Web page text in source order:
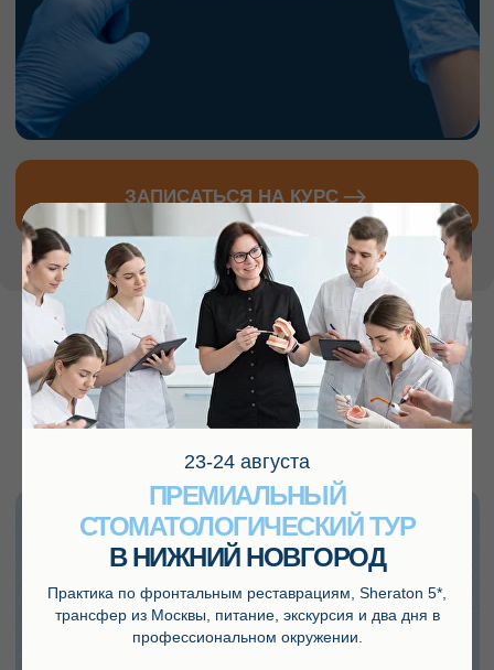
техническое задание
снизите риск пропуска очагов
будете понимать границы своей
юридической ответственности
ИНТЕРПРЕТАЦИИ СНИМКОВ —
ПОЯВИТСЯ ЧЁТКОЕ ПОНИМАНИЕ,
ЧТО ВЫ ВИДИТЕ И КАК С ЭТИМ
РАБОТАТЬ.
ЗАПИСАТЬСЯ НА КУРС
Запишитесь
на курс
«Практическая
рентгенология для врача-
стоматолога»
23-24 августа
ПРЕМИАЛЬНЫЙ
СТОМАТОЛОГИЧЕСКИЙ ТУР
В НИЖНИЙ НОВГОРОД
Практика по фронтальным реставрациям, Sheraton 5*,
трансфер из Москвы, питание, экскурсия и два дня в
профессиональном окружении.